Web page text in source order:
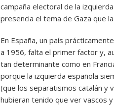
campaña electoral de la
presencia el tema de Gaza que
En España, un país
a 1956, falta el primer factor y,
tan determinante como en
porque la izquierda española
(que los separatismos catalán y
hubieran tenido que ver vascos